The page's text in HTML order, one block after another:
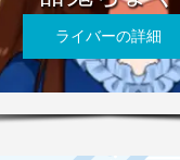
ライバーの詳細